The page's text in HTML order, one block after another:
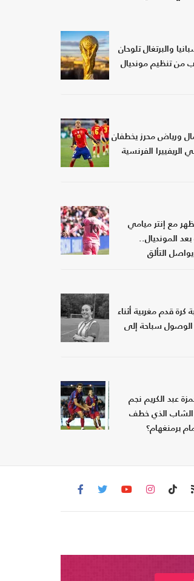
والبرتغال تلوحان
من تنظيم مونديال
ورياض محرز يخطفان
الريفييرا الفرنسية
مع إنتر ميامي
بعد المونديال..
التألق
كرة قدم مغربية أثناء
الوصول سباحة إلى
عبد الكريم نجم
الشاب الذي خطف
برمنغهام؟